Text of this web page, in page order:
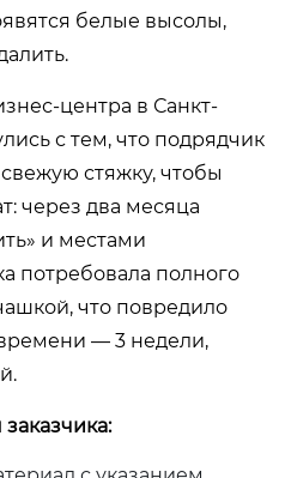
белые высолы,
центра в Санкт-
с тем, что подрядчик
стяжку, чтобы
через два месяца
и местами
потребовала полного
что повредило
— 3 недели,